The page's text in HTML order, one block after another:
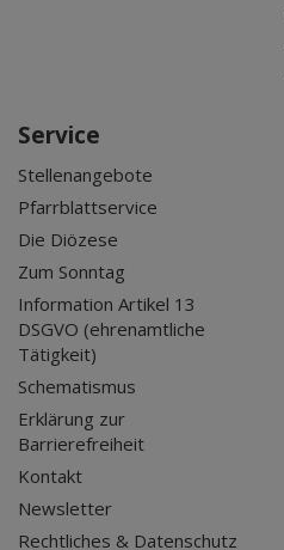
Service
Stellenangebote
Pfarrblattservice
Die Diözese
Zum Sonntag
Information Artikel 13
DSGVO (ehrenamtliche
Tätigkeit)
Schematismus
Erklärung zur
Barrierefreiheit
Kontakt
Newsletter
Rechtliches & Datenschutz